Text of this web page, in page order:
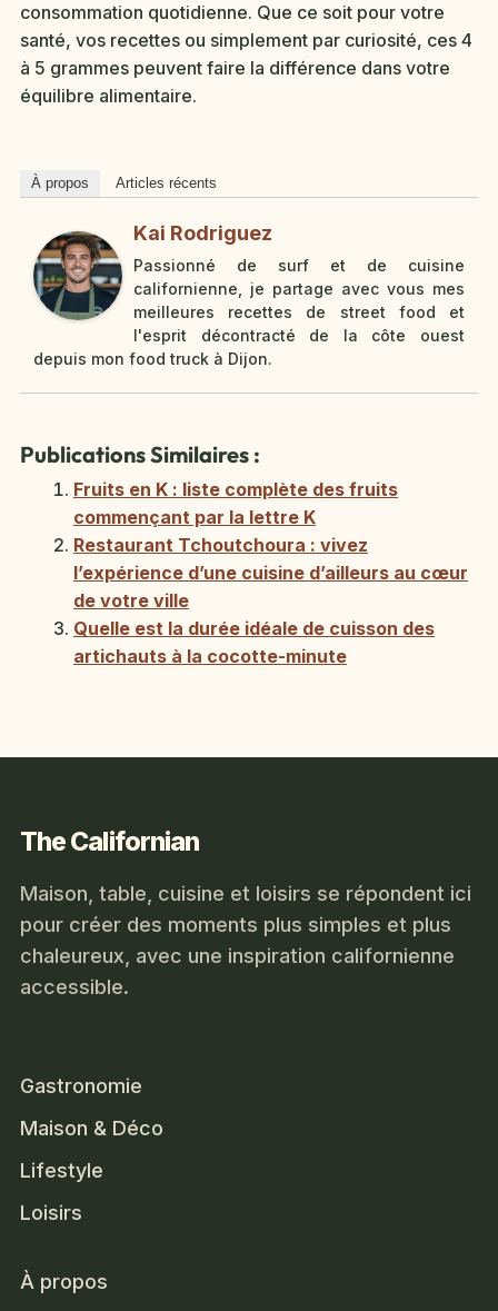
consommation quotidienne. Que ce soit pour votre
santé, vos recettes ou simplement par curiosité, ces 4
à 5 grammes peuvent faire la différence dans votre
équilibre alimentaire.
À propos Articles récents
Kai Rodriguez
Passionné de surf et de cuisine
californienne, je partage avec vous mes
meilleures recettes de street food et
l'esprit décontracté de la côte ouest
depuis mon food truck à Dijon.
Publications Similaires :
Fruits en K : liste complète des fruits
commençant par la lettre K
Restaurant Tchoutchoura : vivez
l’expérience d’une cuisine d’ailleurs au cœur
de votre ville
Quelle est la durée idéale de cuisson des
artichauts à la cocotte-minute
The Californian
Maison, table, cuisine et loisirs se répondent ici
pour créer des moments plus simples et plus
chaleureux, avec une inspiration californienne
accessible.
Gastronomie
Maison & Déco
Lifestyle
Loisirs
À propos